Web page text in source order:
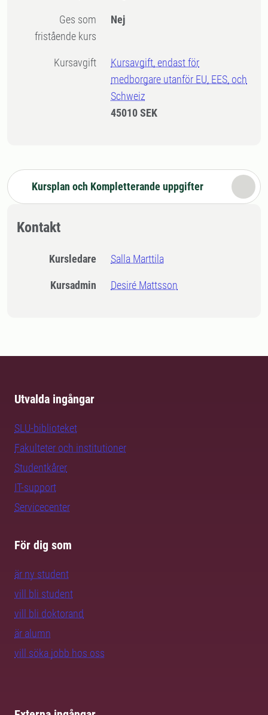
Ges som
fristående kurs
Nej
Kursavgift
Kursavgift, endast för
medborgare utanför EU, EES, och
Schweiz
45010 SEK
Kursplan och Kompletterande uppgifter
Kontakt
Kursledare Salla Marttila
Kursadmin Desiré Mattsson
Utvalda ingångar
SLU-biblioteket
Fakulteter och institutioner
Studentkårer
IT-support
Servicecenter
För dig som
är ny student
vill bli student
vill bli doktorand
är alumn
vill söka jobb hos oss